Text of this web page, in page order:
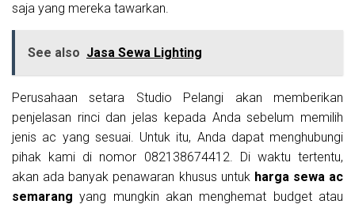
saja yang mereka tawarkan.
See also Jasa Sewa Lighting
Perusahaan setara Studio Pelangi akan memberikan
penjelasan rinci dan jelas kepada Anda sebelum memilih
jenis ac yang sesuai. Untuk itu, Anda dapat menghubungi
pihak kami di nomor 082138674412. Di waktu tertentu,
akan ada banyak penawaran khusus untuk harga sewa ac
semarang yang mungkin akan menghemat budget atau